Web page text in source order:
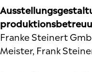
Franke Steinert
Meister, Frank